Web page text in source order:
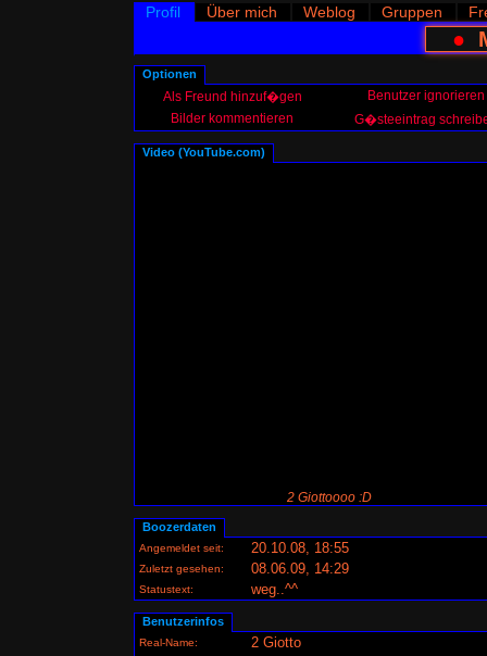
Profil Über mich Weblog Gruppen
●
Optionen
Als Freund hinzuf�gen
Benutzer ignorieren
Bilder kommentieren
G�steeintrag
Video (YouTube.com)
2 Giottoooo :D
Boozerdaten
Angemeldet seit: 20.10.08, 18:55
Zuletzt gesehen: 08.06.09, 14:29
Statustext: weg..^^
Benutzerinfos
Real-Name: 2 Giotto